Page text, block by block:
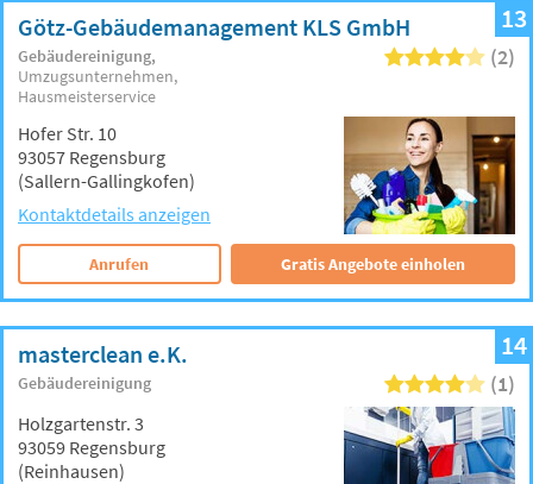
13
Götz-Gebäudemanagement KLS GmbH
Gebäudereinigung
Umzugsunternehmen
Hausmeisterservice
(2)
Hofer Str. 10
93057 Regensburg
(Sallern-Gallingkofen)
Kontaktdetails anzeigen
Anrufen Gratis Angebote einholen
14
masterclean e.K.
Gebäudereinigung (1)
Holzgartenstr. 3
93059 Regensburg
(Reinhausen)